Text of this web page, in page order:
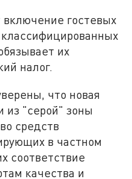
гостевых
их
налог.
что новая
из "серой" зоны
средств
в частном
соответствие
качества и